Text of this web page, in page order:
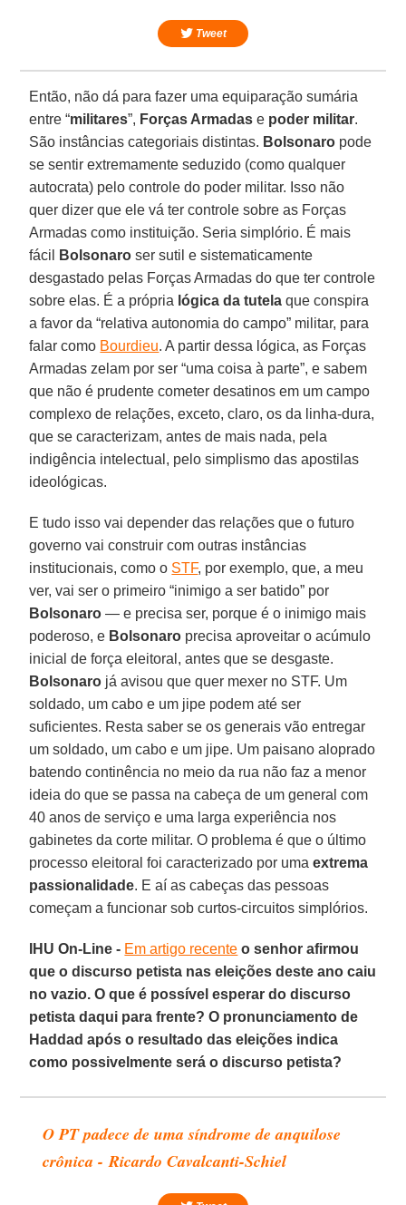
Tweet
Então, não dá para fazer uma equiparação sumária
entre “militares”, Forças Armadas e poder militar.
São instâncias categoriais distintas. Bolsonaro pode
se sentir extremamente seduzido (como qualquer
autocrata) pelo controle do poder militar. Isso não
quer dizer que ele vá ter controle sobre as Forças
Armadas como instituição. Seria simplório. É mais
fácil
Bolsonaro ser sutil e sistematicamente
desgastado pelas Forças Armadas do que ter controle
sobre elas. É a própria lógica da tutela que conspira
a favor da “relativa autonomia do campo” militar, para
falar como Bourdieu. A partir dessa lógica, as Forças
Armadas zelam por ser “uma coisa à parte”, e sabem
que não é prudente cometer desatinos em um campo
complexo de relações, exceto, claro, os da linha-dura,
que se caracterizam, antes de mais nada, pela
indigência intelectual, pelo simplismo das apostilas
ideológicas.
E tudo isso vai depender das relações que o futuro
governo vai construir com outras instâncias
institucionais, como o STF, por exemplo, que, a meu
ver, vai ser o primeiro “inimigo a ser batido” por
Bolsonaro ― e precisa ser, porque é o inimigo mais
poderoso, e Bolsonaro precisa aproveitar o acúmulo
inicial de força eleitoral, antes que se desgaste.
Bolsonaro já avisou que quer mexer no STF. Um
soldado, um cabo e um jipe podem até ser
suficientes. Resta saber se os generais vão entregar
um soldado, um cabo e um jipe. Um paisano aloprado
batendo continência no meio da rua não faz a menor
ideia do que se passa na cabeça de um general com
40 anos de serviço e uma larga experiência nos
gabinetes da corte militar. O problema é que o último
processo eleitoral foi caracterizado por umaextrema
passionalidade. E aí as cabeças das pessoas
começam a funcionar sob curtos-circuitos simplórios.
IHU On-Line - Em artigo recente o senhor afirmou
que o discurso petista nas eleições deste ano caiu
no vazio. O que é possível esperar do discurso
petista daqui para frente? O pronunciamento de
Haddad após o resultado das eleições indica
como possivelmente será o discurso petista?
O PT padece de uma síndrome de anquilose
crônica - Ricardo Cavalcanti-Schiel